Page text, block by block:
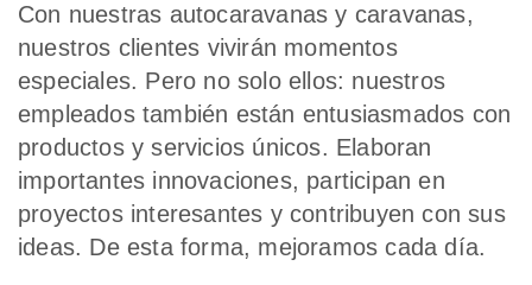
Con nuestras autocaravanas y caravanas,
nuestros clientes vivirán momentos
especiales. Pero no solo ellos: nuestros
empleados también están entusiasmados con
productos y servicios únicos. Elaboran
importantes innovaciones, participan en
proyectos interesantes y contribuyen con sus
ideas. De esta forma, mejoramos cada día.